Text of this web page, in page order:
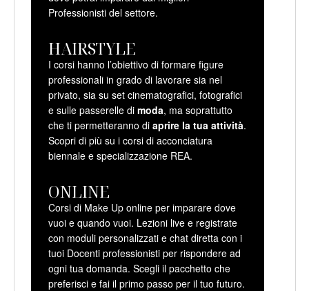
Professionisti del settore.
HAIRSTYLE
I corsi hanno l’obiettivo di formare figure
professionali in grado di lavorare sia nel
privato, sia su set cinematografici, fotografici
e sulle passerelle di moda, ma soprattutto
che ti permetteranno di aprire la tua attività.
Scopri di più su i corsi di acconciatura
biennale e specializzazione REA.
ONLINE
Corsi di Make Up online per imparare dove
vuoi e quando vuoi. Lezioni live e registrate
con moduli personalizzati e chat diretta con i
tuoi Docenti professionisti per rispondere ad
ogni tua domanda. Scegli il pacchetto che
preferisci e fai il primo passo per il tuo futuro.